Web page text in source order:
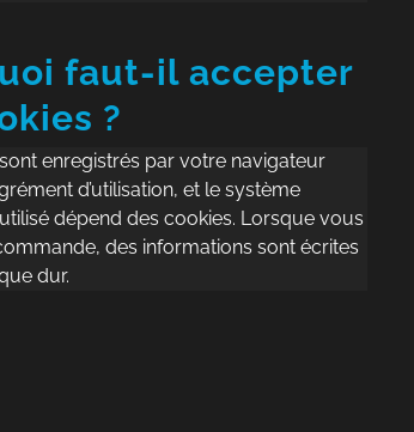
faut-il accepter
?
enregistrés par votre navigateur
d’utilisation, et le système
dépend des cookies. Lorsque vous
des informations sont écrites
dur.